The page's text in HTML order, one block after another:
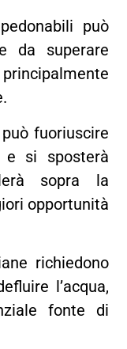
può
da superare
fuoriuscire
e si sposterà
sopra la
opportunità
richiedono
l’acqua,
fonte di